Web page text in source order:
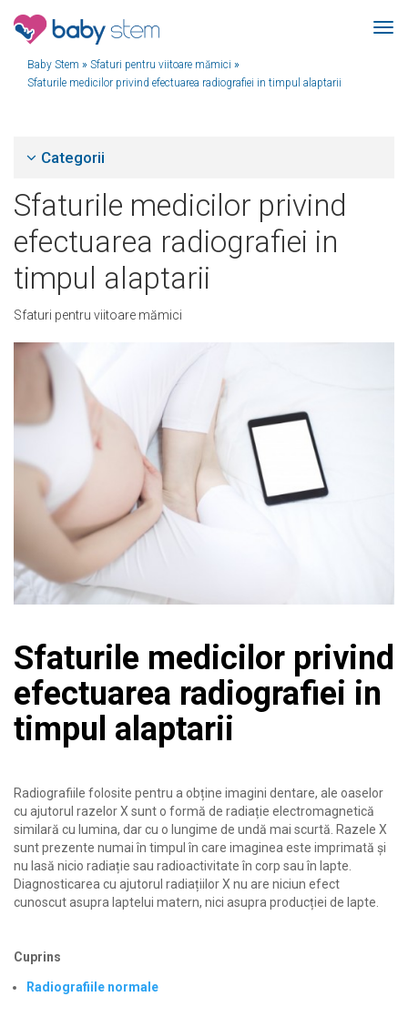
Baby Stem » Sfaturi pentru viitoare mămici »
Sfaturile medicilor privind efectuarea radiografiei in timpul alaptarii
Categorii
Sfaturile medicilor privind
efectuarea radiografiei in
timpul alaptarii
Sfaturi pentru viitoare mămici
Sfaturile medicilor privind
efectuarea radiografiei in
timpul alaptarii
Radiografiile folosite pentru a obține imagini dentare, ale oaselor
cu ajutorul razelor X sunt o formă de radiație electromagnetică
similară cu lumina, dar cu o lungime de undă mai scurtă. Razele X
sunt prezente numai în timpul în care imaginea este imprimată și
nu lasă nicio radiație sau radioactivitate în corp sau în lapte.
Diagnosticarea cu ajutorul radiațiilor X nu are niciun efect
cunoscut asupra laptelui matern, nici asupra producției de lapte.
Cuprins
Radiografiile normale